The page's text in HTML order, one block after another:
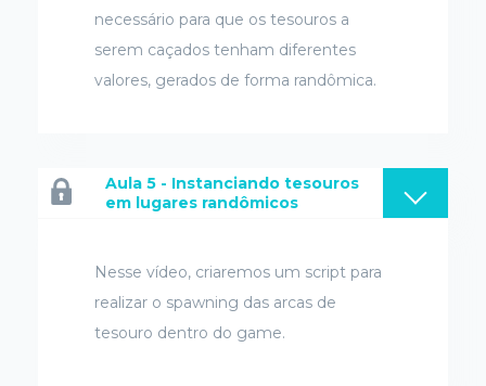
necessário para que os tesouros a
serem caçados tenham diferentes
valores, gerados de forma randômica.
Aula 5 - Instanciando tesouros
em lugares randômicos
Nesse vídeo, criaremos um script para
realizar o spawning das arcas de
tesouro dentro do game.